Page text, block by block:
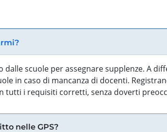
scuole per assegnare supplenze. A
in caso di mancanza di docenti.
tutti i requisiti corretti, senza doverti
nelle GPS?